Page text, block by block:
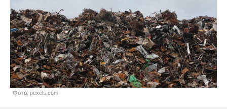
Фото: pexels.com